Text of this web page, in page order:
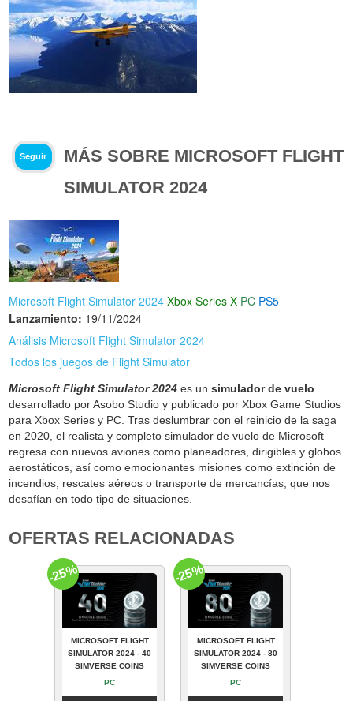
Seguir
MÁS SOBRE MICROSOFT FLIGHT
SIMULATOR 2024
Microsoft Flight Simulator 2024 Xbox Series X PC PS5
Lanzamiento: 19/11/2024
Análisis Microsoft Flight Simulator 2024
Todos los juegos de Flight Simulator
Microsoft Flight Simulator 2024 es unsimulador de vuelo
desarrollado por Asobo Studio y publicado por Xbox Game Studios
para Xbox Series y PC. Tras deslumbrar con el reinicio de la saga
en 2020, el realista y completo simulador de vuelo de Microsoft
regresa con nuevos aviones como planeadores, dirigibles y globos
aerostáticos, así como emocionantes misiones como extinción de
incendios, rescates aéreos o transporte de mercancías, que nos
desafían en todo tipo de situaciones.
OFERTAS RELACIONADAS
MICROSOFT FLIGHT
SIMULATOR 2024 - 40
SIMVERSE COINS
PC
-25%
MICROSOFT FLIGHT
SIMULATOR 2024 - 80
SIMVERSE COINS
PC
-25%